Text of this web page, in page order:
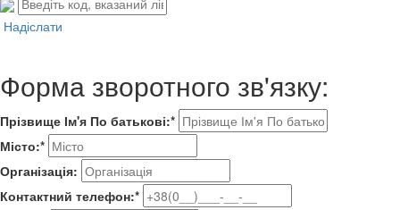
Надіслати
Форма зворотного зв'язку:
Прізвище Ім'я По батькові:*
Місто:*
Організація:
Контактний телефон:*